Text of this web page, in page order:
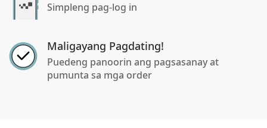
Simpleng pag-log in
Maligayang Pagdating!
Puedeng panoorin ang pagsasanay at
pumunta sa mga order